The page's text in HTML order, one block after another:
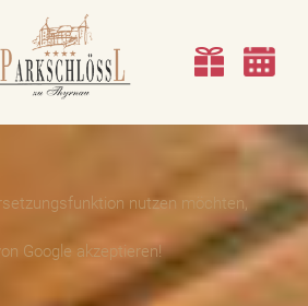
nutzen möchten,
Google akzeptieren!